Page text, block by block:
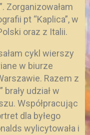
Zorganizowałam
pt “Kaplica”, w
oraz z Italii.
cykl wierszy
w biurze
Razem z
udział w
Współpracując
dla byłego
wylicytowała i